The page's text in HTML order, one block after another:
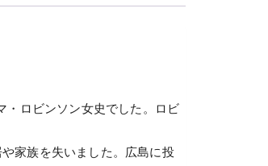
ロビンソン女史でした。ロビ
家族を失いました。広島に投